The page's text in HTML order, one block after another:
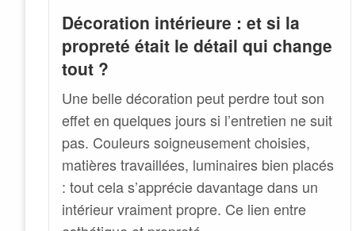
Décoration intérieure : et si la
propreté était le détail qui change
tout ?
Une belle décoration peut perdre tout son
effet en quelques jours si l’entretien ne suit
pas. Couleurs soigneusement choisies,
matières travaillées, luminaires bien placés
: tout cela s’apprécie davantage dans un
intérieur vraiment propre. Ce lien entre